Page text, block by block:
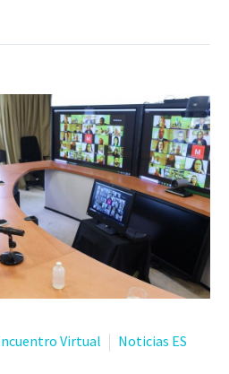
Virtual Noticias ES